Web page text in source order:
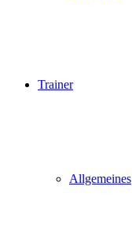
Trainer
Allgemeines